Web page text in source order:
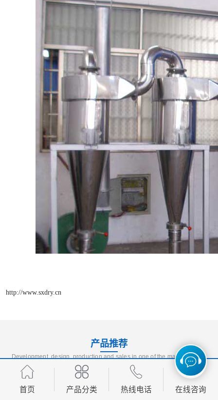
http://www.sxdry.cn
产品推荐
Development, design, production and sales in one of the manufacturing
首页 产品分类 热线电话 在线咨询